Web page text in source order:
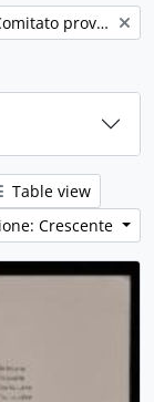
Associazione nazionale partigiani d'Italia. Comitato provinciale di Pesaro e Urbino
Table view
Crescente